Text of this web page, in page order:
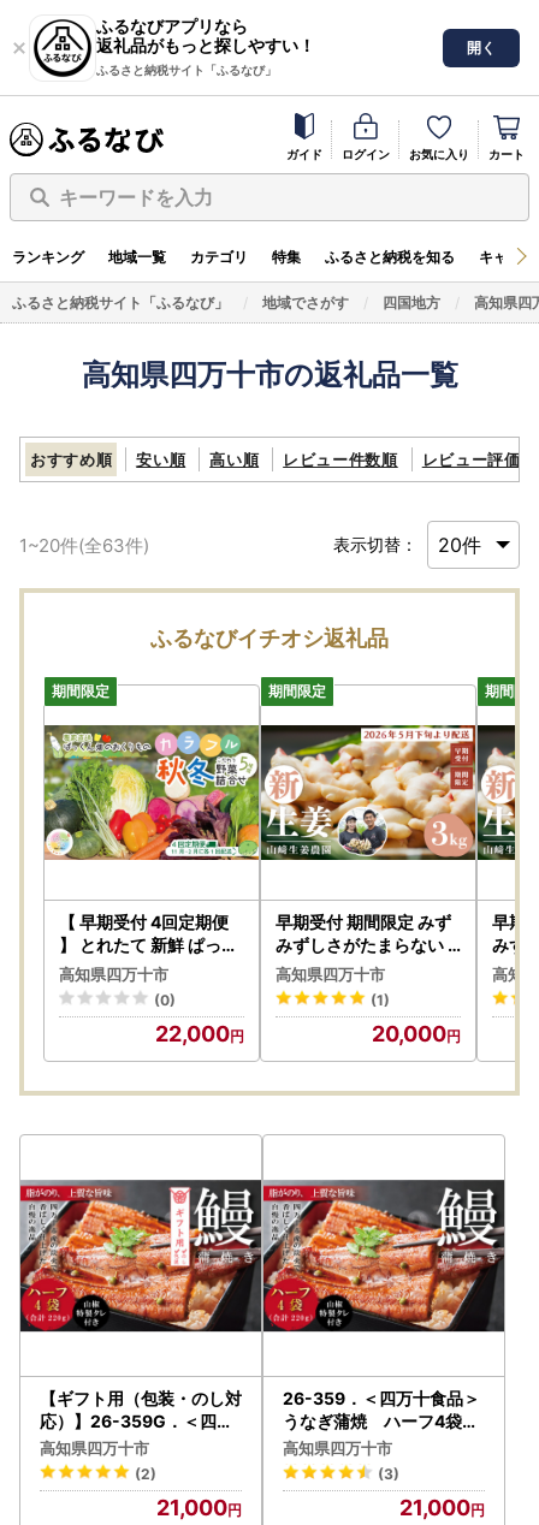
ふるなびアプリなら
返礼品がもっと探しやすい！
ふるさと納税サイト「ふるなび」
開く
ガイド ログイン お気に入り カート
キーワードを入力
ランキング 地域一覧 カテゴリ 特集 ふるさと納税を知る キャン
ふるさと納税サイト「ふるなび」 地域でさがす 四国地方 高知県四
高知県四万十市の返礼品一覧
おすすめ順 安い順 高い順 レビュー件数順 レビュー評価順
1~20件(全63件) 表示切替：
ふるなびイチオシ返礼品
【 早期受付 4回定期便
】 とれたて 新鮮 ぱっく
ん畑のおくりもの 農家
直送 秋・冬 野菜セット
約5種類 国産 野菜 やさ
い 予約 高知県 高知 しま
んと 四万十市 限定 お取
高知県四万十市
(0)
22,000
早期受付 期間限定 みず
みずしさがたまらない
新生姜 約3kg【2026年
5月下旬～9月上旬配送
】高知県 高知 四万十市
四万十 しまんと 農作物
特産 しょうが 生姜 ショ
高知県四万十市
(1)
20,000
早期
みず
新生
5月
】高
特産
高知
【ギフト用（包装・のし対
応）】26-359G．＜四万
十食品＞うなぎ蒲焼 ハー
フ4袋／ＢＣ
高知県四万十市
(2)
21,000
26-359．＜四万十食品＞
うなぎ蒲焼 ハーフ4袋／
ＢＣ
高知県四万十市
(3)
21,000